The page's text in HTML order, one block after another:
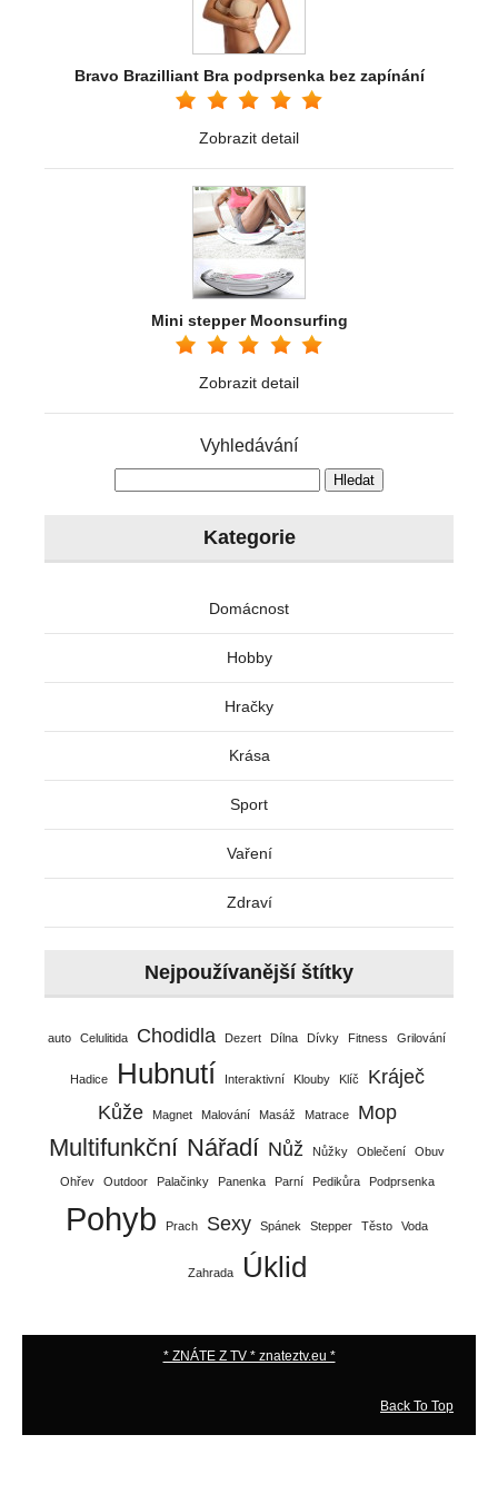
Bravo Brazilliant Bra podprsenka bez zapínání
Zobrazit detail
Mini stepper Moonsurfing
Zobrazit detail
Vyhledávání
Kategorie
Domácnost
Hobby
Hračky
Krása
Sport
Vaření
Zdraví
Nejpoužívanější štítky
auto Celulitida Chodidla Dezert Dílna Dívky Fitness Grilování
Hadice Hubnutí Interaktivní Klouby Klíč
Kráječ
Kůže
Magnet Malování Masáž Matrace Mop
Multifunkční Nářadí Nůž Nůžky Oblečení Obuv
Ohřev Outdoor Palačinky Panenka Parní Pedikůra Podprsenka
Pohyb Prach Sexy Spánek Stepper Těsto Voda
Zahrada Úklid
* ZNÁTE Z TV * znateztv.eu *
Back To Top